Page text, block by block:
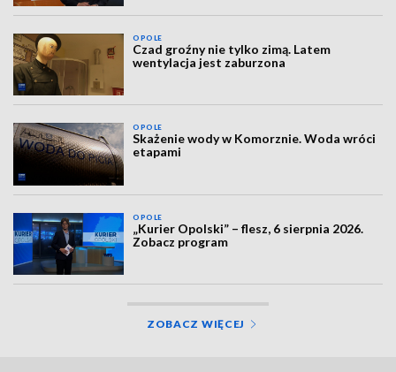
OPOLE
Czad groźny nie tylko zimą. Latem
wentylacja jest zaburzona
OPOLE
Skażenie wody w Komorznie. Woda wróci
etapami
OPOLE
„Kurier Opolski” – flesz, 6 sierpnia 2026.
Zobacz program
ZOBACZ WIĘCEJ